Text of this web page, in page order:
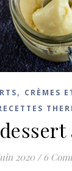
, CRÈMES
2020 / 6